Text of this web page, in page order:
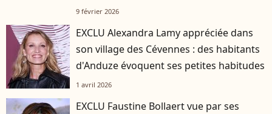
9 février 2026
EXCLU Alexandra Lamy appréciée dans
son village des Cévennes : des habitants
d'Anduze évoquent ses petites habitudes
1 avril 2026
EXCLU Faustine Bollaert vue par ses